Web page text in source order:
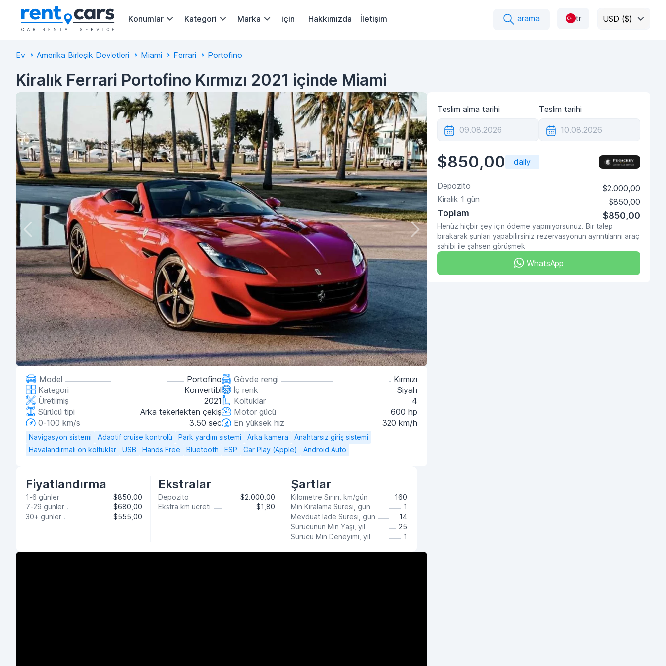
Konumlar Kategori Marka için Hakkımızda İletişim arama tr USD ($)
Ev Amerika Birleşik Devletleri Miami Ferrari Portofino
Kiralık Ferrari Portofino Kırmızı 2021 içinde Miami
Model
Portofino
Kategori
Konvertibl
Üretilmiş
2021
Sürücü tipi
Arka tekerlekten çekiş
0-100 km/s
3.50 sec
Gövde rengi
Kırmızı
İç renk
Siyah
Koltuklar
4
Motor gücü
600 hp
En yüksek hız
320 km/h
Navigasyon sistemi Adaptif cruise kontrolü Park yardım sistemi Arka kamera
Anahtarsız giriş sistemi
Havalandırmalı ön koltuklar
USB Hands Free Bluetooth ESP Car Play (Apple) Android Auto
Fiyatlandırma
1-6 günler
$850,00
7-29 günler
$680,00
30+ günler
$555,00
Ekstralar
Depozito
$2.000,00
Ekstra km ücreti
$1,80
Şartlar
Kilometre Sınırı, km/gün
160
Min Kiralama Süresi, gün
1
Mevduat İade Süresi, gün
14
Sürücünün Min Yaşı, yıl
25
Sürücü Min Deneyimi, yıl
1
Teslim alma tarihi Teslim tarihi
$850,00 daily
Depozito
$2.000,00
Kiralık 1 gün $850,00
Toplam $850,00
Henüz hiçbir şey için ödeme yapmıyorsunuz. Bir talep
bırakarak şunları yapabilirsiniz rezervasyonun ayrıntılarını araç
sahibi ile şahsen görüşmek
WhatsApp